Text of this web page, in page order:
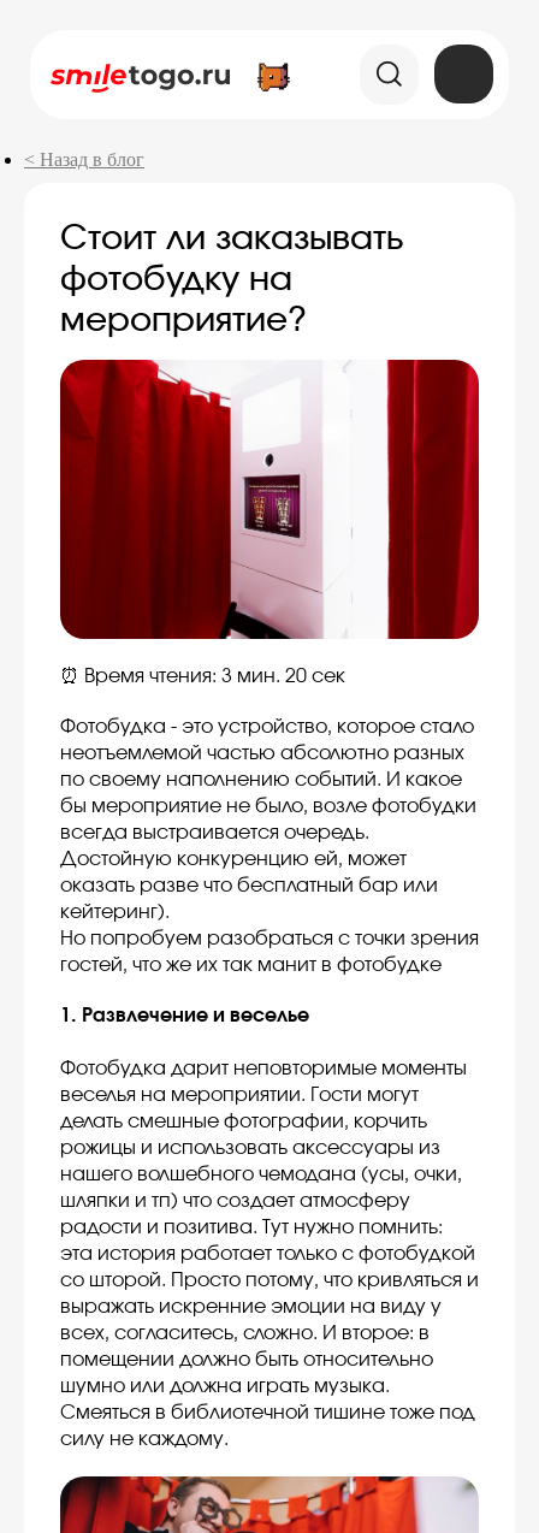
< Назад в блог
Стоит ли заказывать
фотобудку на
мероприятие?
⏰ Время чтения: 3 мин. 20 сек
Фотобудка - это устройство, которое стало
неотъемлемой частью абсолютно разных
по своему наполнению событий. И какое
бы мероприятие не было, возле фотобудки
всегда выстраивается очередь.
Достойную конкуренцию ей, может
оказать разве что бесплатный бар или
кейтеринг).
Но попробуем разобраться с точки зрения
гостей, что же их так манит в фотобудке
1. Развлечение и веселье
Фотобудка дарит неповторимые моменты
веселья на мероприятии. Гости могут
делать смешные фотографии, корчить
рожицы и использовать аксессуары из
нашего волшебного чемодана (усы, очки,
шляпки и тп) что создает атмосферу
радости и позитива. Тут нужно помнить:
эта история работает только с фотобудкой
со шторой. Просто потому, что кривляться и
выражать искренние эмоции на виду у
всех, согласитесь, сложно. И второе: в
помещении должно быть относительно
шумно или должна играть музыка.
Смеяться в библиотечной тишине тоже под
силу не каждому.